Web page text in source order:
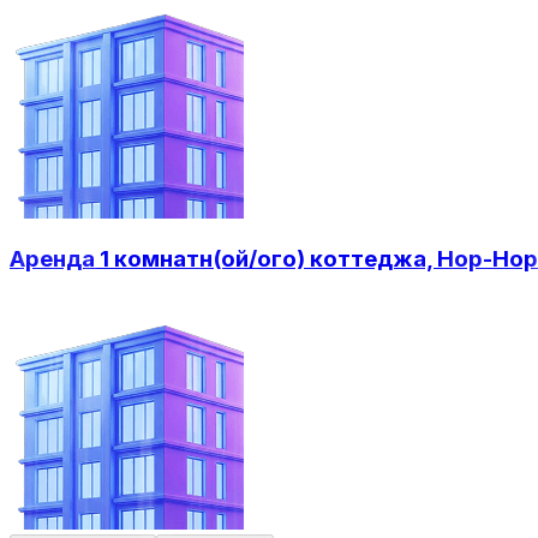
Аренда 1 комнатн(ой/ого) коттеджа, Нор-